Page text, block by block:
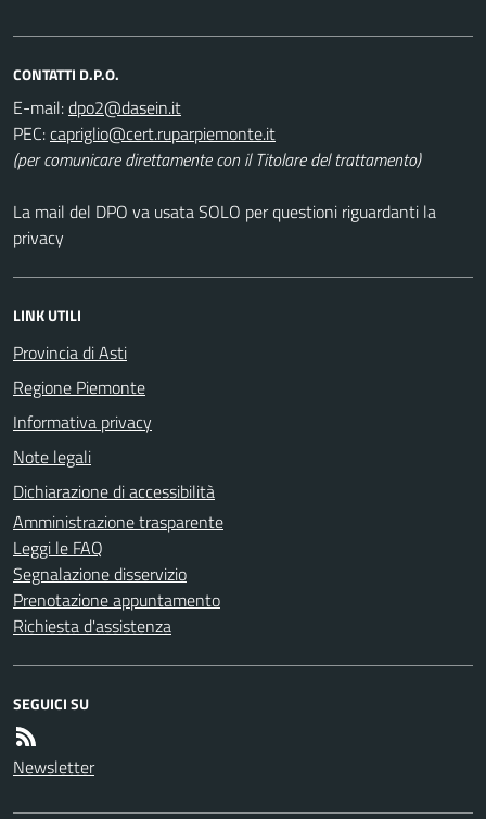
CONTATTI D.P.O.
E-mail:
PEC:
(per comunicare direttamente con il Titolare del trattamento)
La mail del DPO va usata SOLO per questioni riguardanti la
privacy
LINK UTILI
Provincia di Asti
Regione Piemonte
Informativa privacy
Note legali
Dichiarazione di accessibilità
Amministrazione trasparente
Leggi le FAQ
Segnalazione disservizio
Prenotazione appuntamento
Richiesta d'assistenza
SEGUICI SU
Newsletter